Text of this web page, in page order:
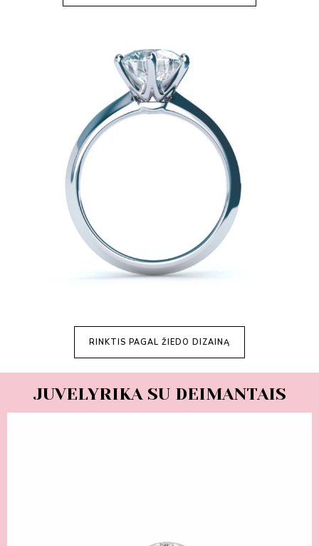
RINKTIS PAGAL ŽIEDO DIZAINĄ
JUVELYRIKA SU DEIMANTAIS